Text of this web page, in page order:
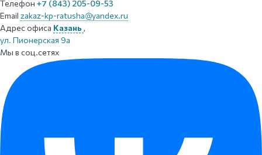
Телефон +7 (843) 205-09-53
Email zakaz-kp-ratusha@yandex.ru
Адрес офиса Казань ,
ул. Пионерская 9а
Мы в соц.сетях